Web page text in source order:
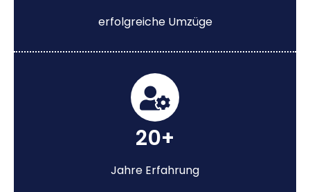
erfolgreiche Umzüge
20+
Jahre Erfahrung